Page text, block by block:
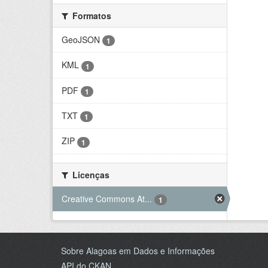
Formatos
GeoJSON
1
KML 1
PDF 1
TXT 1
ZIP 1
Licenças
Creative Commons At...
1
Sobre Alagoas em Dados e Informações
API do CKAN